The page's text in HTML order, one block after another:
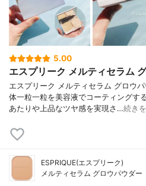
5.00
エスプリーク メルティセラム
エスプリーク メルティセラム グロウ
体一粒一粒を美容液でコーティングす
あたりや上品なツヤ感を実現さ…続き
ESPRIQUE(エスプリーク)
メルティセラム グロウパウダー